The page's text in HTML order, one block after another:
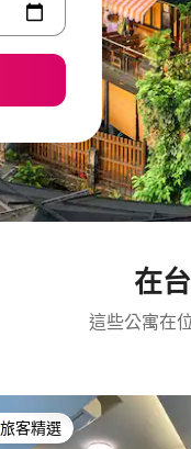
在
這些公寓在
精選榜首
旅客精選